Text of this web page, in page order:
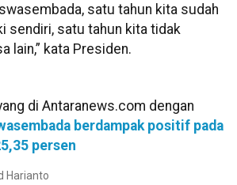
satu tahun kita sudah
sendiri, satu tahun kita tidak
lain,” kata Presiden.
di Antaranews.com dengan
berdampak positif pada
persen
Harianto